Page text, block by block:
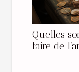
Quelles
faire de